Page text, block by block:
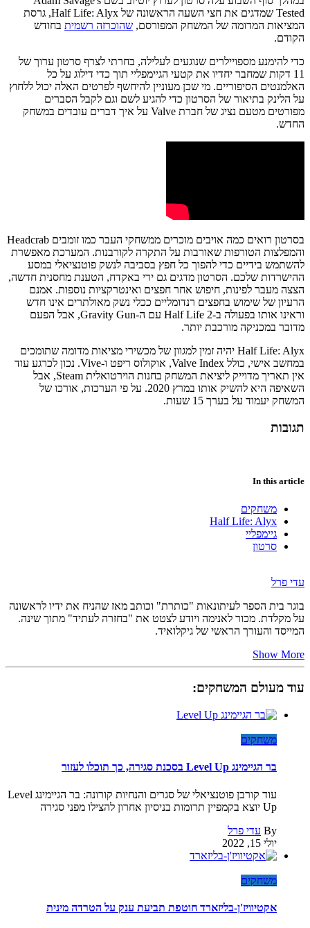
Tested שמדגים את חצי השעה הראשונה של Half Life: Alyx, גרסת
המציאות המדומה של המשחק המפורסם, שהוכרזה רשמית בחודש
הקודם.
כדי להימנע מספויילרים שנוגעים לעלילה, בחרתי לצרף סרטון ערוך של
11 דקות שמחבר יחדיו את קטעי הגיימפליי תוך כדי דילוג על כל
האלמנטים הסיפוריים. מי שכן מעוניין להיחשף לפרטים האלה יכול ללחוץ
על הלינק בתיאור של הסרטון כדי להגיע לשם וגם לקבל הסברים
מפורטים מטעם נציג של חברת Valve על איך דברים עובדים במשחק
החדש.
בסרטון רואים כמה אויבים מוכרים ממשחקי העבר כמו זומבים Headcrab
והמפלצות הטורפות שאורבות על התקרה לקורבנות. המערכת מאפשרת
להשתמש בידיים כדי להפוך כל חפץ בסביבה לנשק פוטנציאלי במסע
ההישרדות שלכם. הסרטון מדגים גם ירי באקדח, הטענת מחסנית חדשה,
הצצה מעבר לפינות, חיפוש אחר חפצים ואינטרקציות נוספות. אמנם
הרעיון של שימוש בחפצים רנדומליים ככלי נשק מאולתרים אינו חדש
וראינו אותו בפעולה ב-Half Life 2 עם ה-Gravity Gun, אבל הפעם
מדובר במכניקה מורכבת יותר.
Half Life: Alyx יהיה זמין למגוון של מכשירי מציאות מדומה שתומכים
במחשב אישי, כולל Valve Index, אוקולוס ריפט ו-Vive. נכון לכרגע עוד
אין תאריך מדוייק ליציאת המשחק בחנות הוירטואלית Steam, אבל
השאיפה היא להשיק אותו במרץ 2020. על פי הערכות, אורכו של
המשחק יעמוד על בערך 15 שעות.
תגובות
In this article
משחקים
Half Life: Alyx
גיימפליי
סרטון
עדי פרל
בוגר בית הספר לעיתונאות "כותרת" וכותב מאז שהניח את ידיו לראשונה
על מקלדת. מכור לאנימה ויודע לצטט את "בחזרה לעתיד" מתוך שינה.
המייסד והעורך הראשי של גיקלואיד.
Show More
עוד מעולם המשחקים:
משחקים
בר הגיימינג Level Up בסכנת סגירה, כך תוכלו לעזור
עוד קורבן פוטנציאלי של סגרים והנחיות קורונה: בר הגיימינג Level
Up יוצא בקמפיין תרומות בניסיון אחרון להצילו מפני סגירה
By עדי פרל
יולי 15, 2022
משחקים
אקטיוויז'ן-בליזארד חוטפת תביעת ענק על הטרדה מינית